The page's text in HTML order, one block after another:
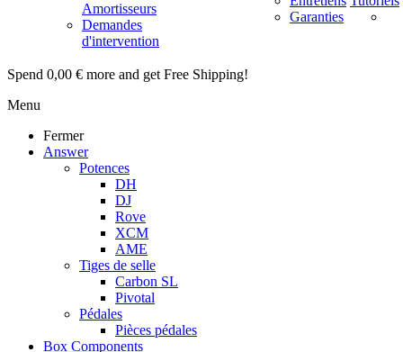
Amortisseurs
Demandes
d'intervention
Garanties
Spend 0,00 € more and get Free Shipping!
Menu
Fermer
Answer
Potences
DH
DJ
Rove
XCM
AME
Tiges de selle
Carbon SL
Pivotal
Pédales
Pièces pédales
Box Components